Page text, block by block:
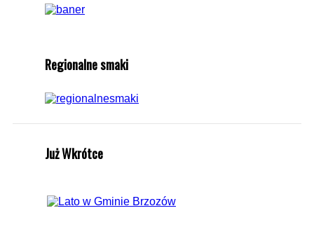
Regionalne smaki
Już Wkrótce